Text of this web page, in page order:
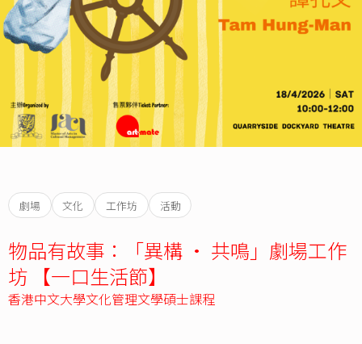
劇場 文化 工作坊 活動
物品有故事：「異構 · 共鳴」劇場工作
坊 【一口生活節】
香港中文大學文化管理文學碩士課程